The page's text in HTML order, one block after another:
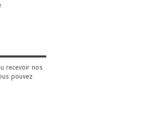
recevoir nos
pouvez